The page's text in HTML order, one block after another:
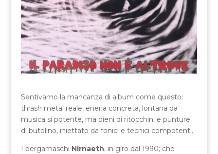
Sentivamo la mancanza di album come questo:
thrash metal reale, eneria concreta, lontana da
musica si potente, ma pieni di ritocchini e punture
di butolino, iniettato da fonici e tecnici compotenti.
I bergamaschi Nirnaeth, in giro dal 1990; che